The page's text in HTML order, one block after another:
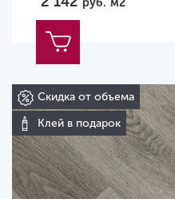
Скидка от объема
Клей в подарок